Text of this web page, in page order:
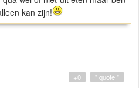
kan zijn!
" quote "
+0